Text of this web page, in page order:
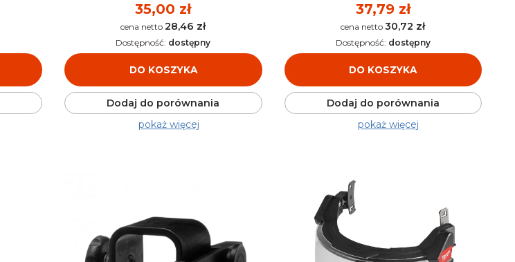
Cena
35,00 zł
Cena 28,46 zł
DO KOSZYKA
Dostępność: dostępny
Dodaj do porównania
pokaż więcej
Cena
37,79 zł
Cena 30,72 zł
DO KOSZYKA
Dostępność: dostępny
Dodaj do porównania
pokaż więcej